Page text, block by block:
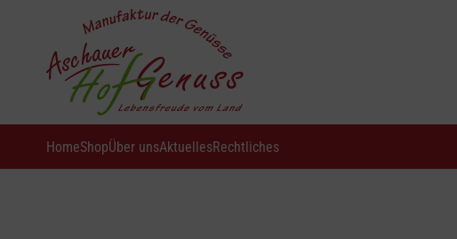
HomeShopÜber unsAktuellesRechtliches